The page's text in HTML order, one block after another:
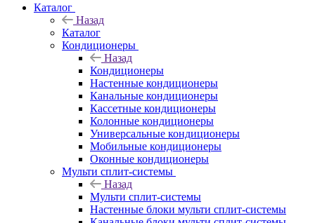
Каталог
Назад
Каталог
Кондиционеры
Назад
Кондиционеры
Настенные кондиционеры
Канальные кондиционеры
Кассетные кондиционеры
Колонные кондиционеры
Универсальные кондиционеры
Мобильные кондиционеры
Оконные кондиционеры
Мульти сплит-системы
Назад
Мульти сплит-системы
Настенные блоки мульти сплит-системы